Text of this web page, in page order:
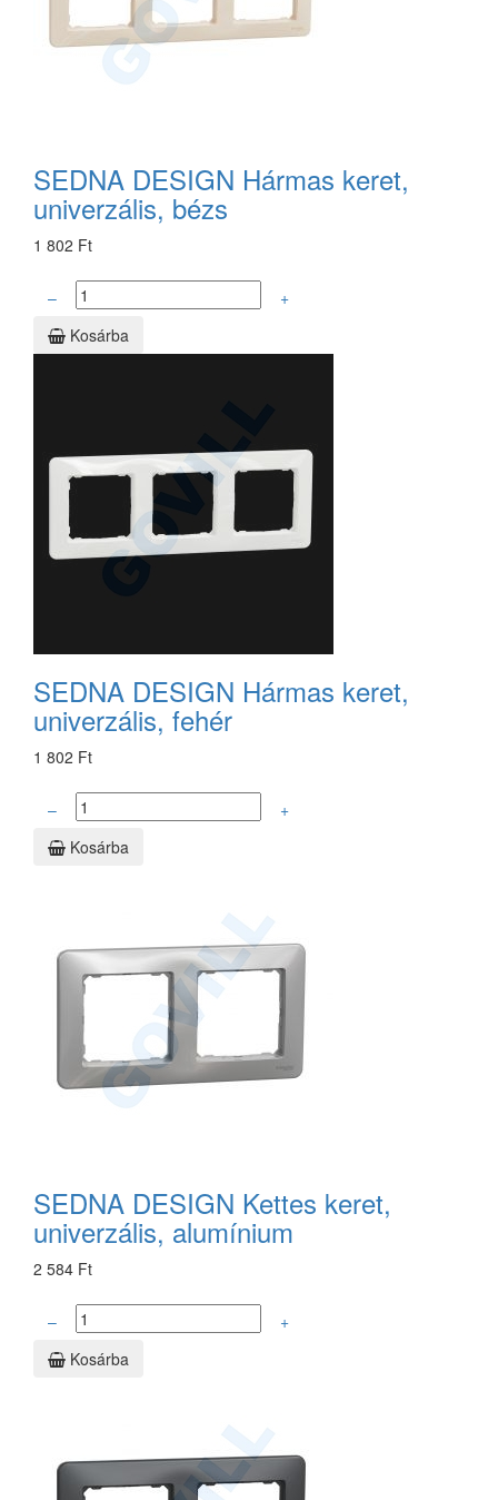
SEDNA DESIGN Hármas keret,
univerzális, bézs
1 802 Ft
–
+
Kosárba
SEDNA DESIGN Hármas keret,
univerzális, fehér
1 802 Ft
–
+
Kosárba
SEDNA DESIGN Kettes keret,
univerzális, alumínium
2 584 Ft
–
+
Kosárba